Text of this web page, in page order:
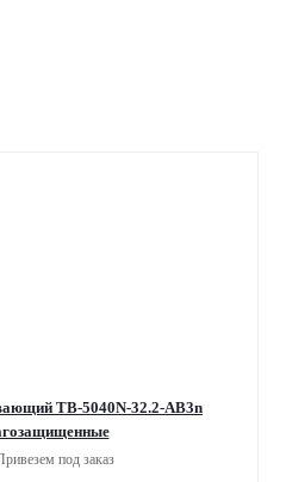
TB-5040N-32.2-AB3n
под заказ